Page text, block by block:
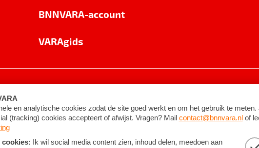
BNNVARA-account
VARAgids
©2026BNNVARA